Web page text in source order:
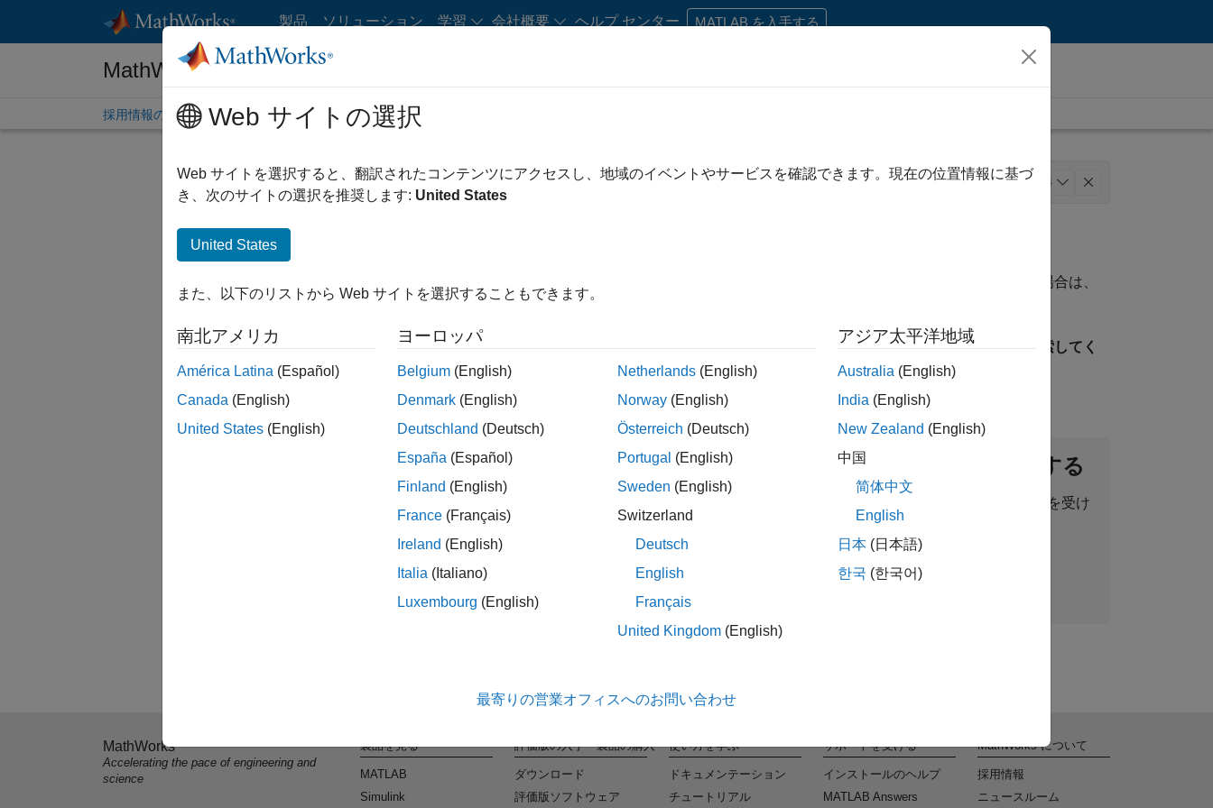
コンテンツへスキップ
製品 ソリューション 学習 会社概要 ヘルプ センター MATLAB を入手する
MathWorks 採用情報
採用情報の概要 求人検索 オフィス所在地 学生・キャリア初期の方
絞り込み条件 IT 教育機関向けセールス セールス オペレーション マーケティング コミュニケーション 4
してください。それでも応募資格に一致する求人が見つからない場合は、
人材ネットワーク に登録して、最新の求人に関する更新情報を受け取ることができます。
一部の求人情報は翻訳されていません。ご希望の地域ですべての求人を見つけるには、所在地を指定して検索してく
ださい。
タレントネットワークに参加する
条件に合った求人情報、ストーリー、最新情報を受け
取ることができます。
今すぐ参加
Web サイトの選択
Web サイトを選択すると、翻訳されたコンテンツにアクセスし、地域のイベントやサービスを確認できます。現在の位置情報に基づ
き、次のサイトの選択を推奨します: United States
United States
また、以下のリストから Web サイトを選択することもできます。
南北アメリカ
América Latina (Español)
Canada (English)
United States (English)
ヨーロッパ
Belgium (English)
Denmark (English)
Deutschland (Deutsch)
España (Español)
Finland (English)
France (Français)
Ireland (English)
Italia (Italiano)
Luxembourg (English)
Netherlands (English)
Norway (English)
Österreich (Deutsch)
Portugal (English)
Sweden (English)
Switzerland
Deutsch
English
Français
United Kingdom (English)
アジア太平洋地域
Australia (English)
India (English)
New Zealand (English)
中国
简体中文
English
日本 (日本語)
한국 (한국어)
最寄りの営業オフィスへのお問い合わせ
MathWorks
Accelerating the pace of engineering and
science
製品を見る
MATLAB
Simulink
評価版の入手・製品の購入
ダウンロード
評価版ソフトウェア
使い方を学ぶ
ドキュメンテーション
チュートリアル
サポートを受ける
インストールのヘルプ
MATLAB Answers
MathWorks について
採用情報
ニュースルーム